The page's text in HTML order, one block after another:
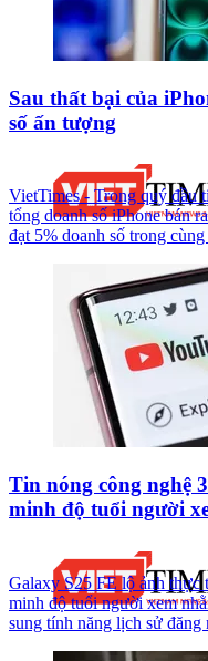
Sau thất bại của
số ấn tượng
VietTimes - Trong quý đầu
tổng doanh số iPhone bán
đạt 5% doanh số trong
Tin nóng công nghệ
minh độ tuổi người
Galaxy S25 FE lộ ảnh thực
minh độ tuổi người xem
sung tính năng lịch sử